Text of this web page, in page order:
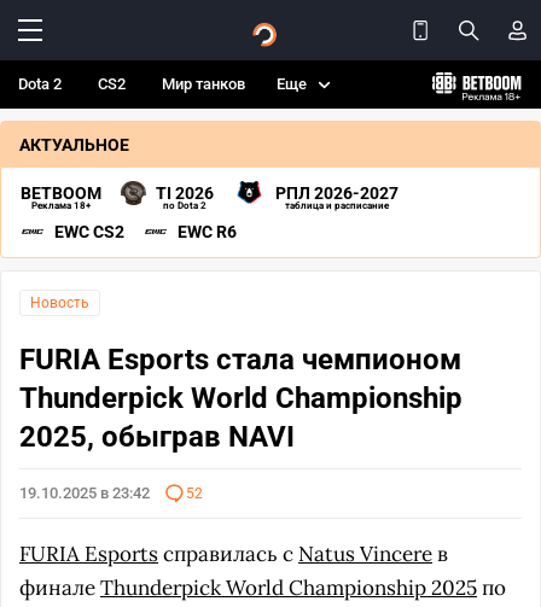
Dota 2 CS2 Мир танков Еще
АКТУАЛЬНОЕ
BETBOOM
Реклама 18+
TI 2026
по Dota 2
РПЛ 2026-2027
таблица и расписание
EWC CS2 EWC R6
Новость
FURIA Esports стала чемпионом
Thunderpick World Championship
2025, обыграв NAVI
19.10.2025 в 23:42 52
FURIA Esportsсправилась с Natus Vincereв
финалеThunderpick World Championship 2025по